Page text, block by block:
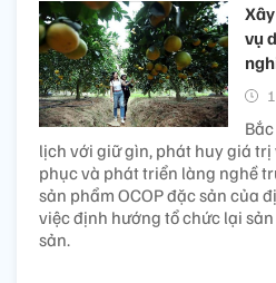
vụ
lịch với giữ gìn, phát huy giá trị
phục và phát triển làng nghề
sản phẩm OCOP đặc sản của
việc định hướng tổ chức lại
sản.